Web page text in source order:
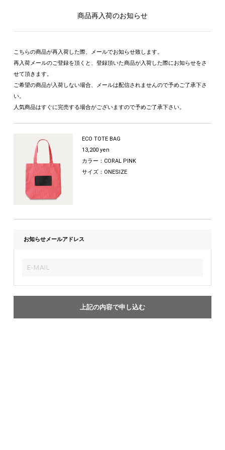
商品再入荷のお知らせ
こちらの商品が再入荷した際、メールでお知らせ致します。
再入荷メールのご登録を頂くと、登録頂いた商品が入荷した際にお知らせをさ
せて頂きます。
ご希望の商品が入荷しない場合、メールは配信されませんので予めご了承下さ
い。
人気商品はすぐに完売する場合がございますので予めご了承下さい。
ECO TOTE BAG
13,200 yen
カラー：CORAL PINK
サイズ：ONESIZE
お知らせメールアドレス
上記の内容で申し込む